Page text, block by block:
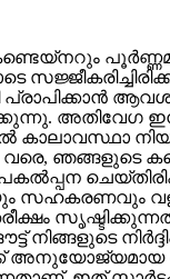
പ്രാപിക്കാൻ
അതിവേഗ
കാലാവസ്ഥാ
വരെ,
സഹകരണവും
നിങ്ങളുടെ